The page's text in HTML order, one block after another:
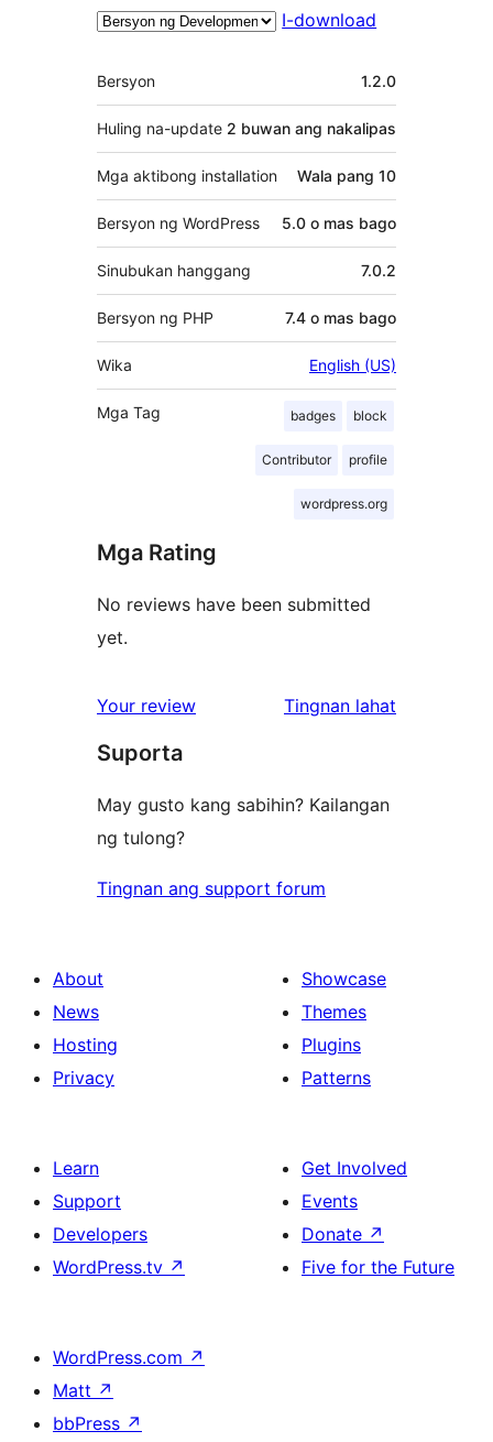
I-download
Meta
Bersyon 1.2.0
Huling na-update 2 buwan ang nakalipas
Mga aktibong installation Wala pang 10
Bersyon ng WordPress 5.0 o mas bago
Sinubukan hanggang 7.0.2
Bersyon ng PHP 7.4 o mas bago
Wika English (US)
Mga Tag badges block
Contributor profile
wordpress.org
Mga Rating
No reviews have been submitted
yet.
Your review Tingnan lahat
Suporta
May gusto kang sabihin? Kailangan
ng tulong?
Tingnan ang support forum
About
News
Hosting
Privacy
Showcase
Themes
Plugins
Patterns
Learn
Support
Developers
WordPress.tv ↗
Get Involved
Events
Donate ↗
Five for the Future
WordPress.com ↗
Matt ↗
bbPress ↗